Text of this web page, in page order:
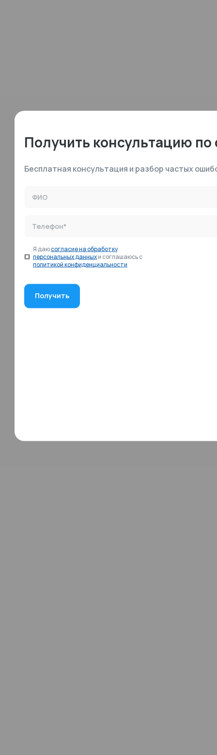
Получить консультацию
Бесплатная консультация и разбор частых
ФИО
Телефон*
Я даюсогласие на обработку
персональных данныхи соглашаюсь с
политикой конфиденциальности